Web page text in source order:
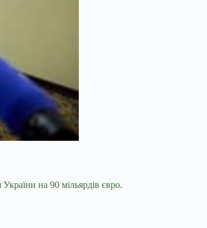
України на 90 мільярдів євро.